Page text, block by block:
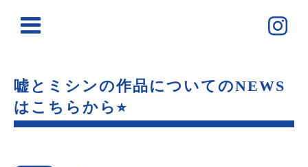
嘘とミシンの作品についてのNEWS
はこちらから⭐︎